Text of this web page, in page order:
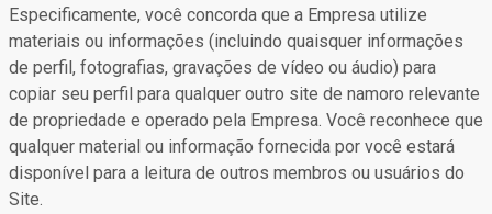
Especificamente, você concorda que a Empresa utilize
materiais ou informações (incluindo quaisquer informações
de perfil, fotografias, gravações de vídeo ou áudio) para
copiar seu perfil para qualquer outro site de namoro relevante
de propriedade e operado pela Empresa. Você reconhece que
qualquer material ou informação fornecida por você estará
disponível para a leitura de outros membros ou usuários do
Site.